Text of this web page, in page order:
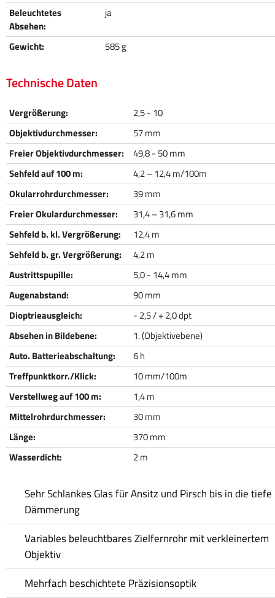
Beleuchtetes
Absehen:
ja
Gewicht: 585 g
Technische Daten
Vergrößerung:
2,5 - 10
Objektivdurchmesser:
57 mm
Freier Objektivdurchmesser:
49,8 - 50 mm
Sehfeld auf 100 m:
4,2 – 12,4 m/100m
Okularrohrdurchmesser:
39 mm
Freier Okulardurchmesser:
31,4 – 31,6 mm
Sehfeld b. kl. Vergrößerung:
12,4 m
Sehfeld b. gr. Vergrößerung:
4,2 m
Austrittspupille:
5,0 - 14,4 mm
Augenabstand:
90 mm
Dioptrieausgleich:
- 2,5 / + 2,0 dpt
Absehen in Bildebene:
1. (Objektivebene)
Auto. Batterieabschaltung:
6 h
Treffpunktkorr./Klick:
10 mm/100m
Verstellweg auf 100 m:
1,4 m
Mittelrohrdurchmesser:
30 mm
Länge:
370 mm
Wasserdicht:
2 m
Sehr Schlankes Glas für Ansitz und Pirsch bis in die tiefe
Dämmerung
Variables beleuchtbares Zielfernrohr mit verkleinertem
Objektiv
Mehrfach beschichtete Präzisionsoptik